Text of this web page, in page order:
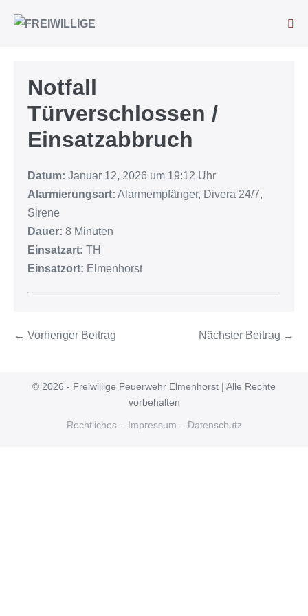
Notfall
Türverschlossen /
Einsatzabbruch
Datum: Januar 12, 2026 um 19:12 Uhr
Alarmierungsart: Alarmempfänger, Divera 24/7,
Sirene
Dauer: 8 Minuten
Einsatzart: TH
Einsatzort: Elmenhorst
← Vorheriger Beitrag Nächster Beitrag →
© 2026 - Freiwillige Feuerwehr Elmenhorst | Alle Rechte
vorbehalten
Rechtliches – Impressum – Datenschutz